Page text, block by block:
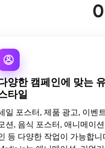
양한 캠페인에 맞는
타일
일 포스터, 제품 광고, 이벤
션, 음식 포스터, 애니메이션
등 다양한 작업이 가능합니